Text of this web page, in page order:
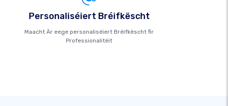
Personaliséiert Bréifkëscht
Maacht Är eege personaliséiert Bréifkëscht fir
Professionalitéit